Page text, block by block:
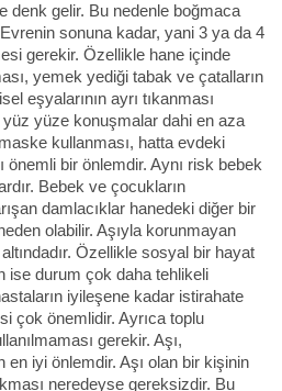
denk gelir. Bu nedenle boğmaca
sonuna kadar, yani 3 ya da 4
gerekir. Özellikle hane içinde
yemek yediği tabak ve çatalların
eşyalarının ayrı tıkanması
yüze konuşmalar dahi en aza
kullanması, hatta evdeki
bir önlemdir. Aynı risk bebek
Bebek ve çocukların
damlacıklar hanedeki diğer bir
olabilir. Aşıyla korunmayan
Özellikle sosyal bir hayat
ise durum çok daha tehlikeli
iyileşene kadar istirahate
çok önemlidir. Ayrıca toplu
gerekir. Aşı,
iyi önlemdir. Aşı olan bir kişinin
neredeyse gereksizdir. Bu